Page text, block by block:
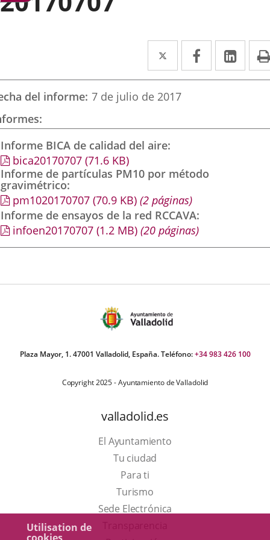
Utilisation de
Twitter
Enlace
a
una
externa.
Facebook
Enlace
a
externa.
a
del informe 7 de julio de 2017
Informe BICA de calidad del aire
bica20170707 (71.6 KB)
Informe de partículas PM10 por método
gravimétrico
pm1020170707 (70.9 KB) (2 páginas)
Informe de ensayos de la red RCCAVA
infoen20170707 (1.2 MB) (20 páginas)
Plaza Mayor, 1. 47001 Valladolid, España. Teléfono:+34 983 426 100
Copyright 2025 - Ayuntamiento de Valladolid
valladolid.es
El Ayuntamiento
Tu ciudad
Para ti
TurismoEste
enlace
Sede Electrónica